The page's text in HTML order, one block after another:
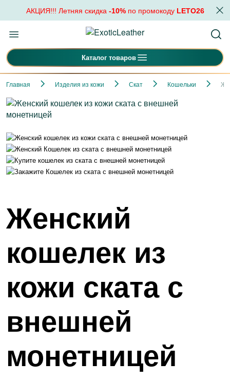
АКЦИЯ!!! Летняя скидка -10%по промокоду LETO26
Каталог товаров
Главная Изделия из кожи Скат Кошельки
Женский
кошелек из
кожи ската с
внешней
монетницей